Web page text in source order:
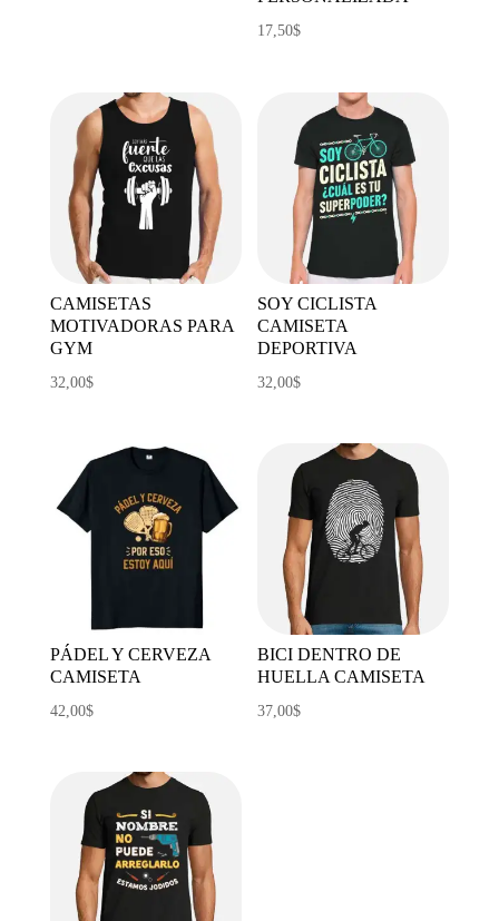
17,50$
CAMISETAS
MOTIVADORAS PARA
GYM
32,00$
SOY CICLISTA
CAMISETA
DEPORTIVA
32,00$
PÁDEL Y CERVEZA
CAMISETA
42,00$
BICI DENTRO DE
HUELLA CAMISETA
37,00$